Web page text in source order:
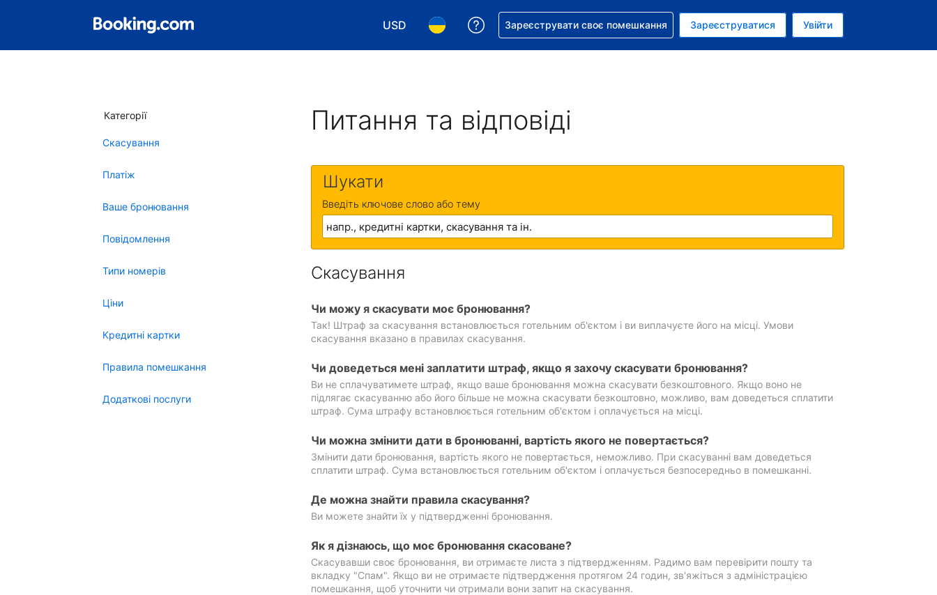
USD
Виберіть валюту. Ваша поточна валюта: Долар США
Виберіть мову. Ваша поточна мова: Українською
Отримайте допомогу з бронюванням
Зареєструвати своє помешкання Зареєструватися Увійти
Категорії
Скасування
Платіж
Ваше бронювання
Повідомлення
Типи номерів
Ціни
Кредитні картки
Правила помешкання
Додаткові послуги
Питання та відповіді
Шукати
Введіть ключове слово або тему
Скасування
Чи можу я скасувати моє бронювання?
Так! Штраф за скасування встановлюється готельним об'єктом і ви виплачуєте його на місці. Умови
скасування вказано в правилах скасування.
Чи доведеться мені заплатити штраф, якщо я захочу скасувати бронювання?
Ви не сплачуватимете штраф, якщо ваше бронювання можна скасувати безкоштовного. Якщо воно не
підлягає скасуванню або його більше не можна скасувати безкоштовно, можливо, вам доведеться сплатити
штраф. Сума штрафу встановлюється готельним об'єктом і оплачується на місці.
Чи можна змінити дати в бронюванні, вартість якого не повертається?
Змінити дати бронювання, вартість якого не повертається, неможливо. При скасуванні вам доведеться
сплатити штраф. Сума встановлюється готельним об'єктом і оплачується безпосередньо в помешканні.
Де можна знайти правила скасування?
Ви можете знайти їх у підтвердженні бронювання.
Як я дізнаюсь, що моє бронювання скасоване?
Скасувавши своє бронювання, ви отримаєте листа з підтвердженням. Радимо вам перевірити пошту та
вкладку "Спам". Якщо ви не отримаєте підтвердження протягом 24 годин, зв'яжіться з адміністрацією
помешкання, щоб уточнити чи отримали вони запит на скасування.